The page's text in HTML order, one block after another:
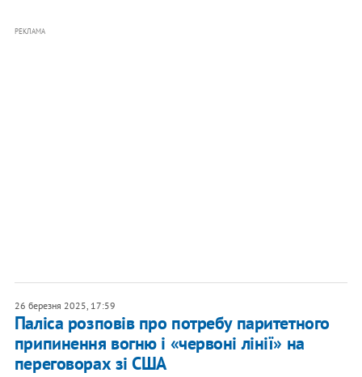
РЕКЛАМА
26 березня 2025, 17:59
Паліса розповів про потребу паритетного
припинення вогню і «червоні лінії» на
переговорах зі США